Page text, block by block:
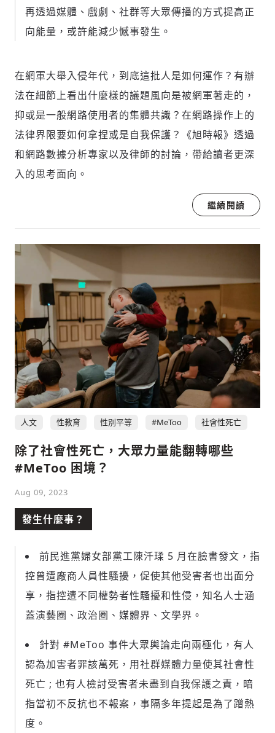
再透過媒體、戲劇、社群等大眾傳播的方式提高正
向能量，或許能減少憾事發生。
在網軍大舉入侵年代，到底這批人是如何運作？有辦
法在細節上看出什麼樣的議題風向是被網軍著走的，
抑或是一般網路使用者的集體共識？在網路操作上的
法律界限要如何拿捏或是自我保護？《旭時報》透過
和網路數據分析專家以及律師的討論，帶給讀者更深
入的思考面向。
繼續閱讀
人文 性教育 性別平等 #MeToo 社會性死亡
除了社會性死亡，大眾力量能翻轉哪些
#MeToo 困境？
Aug 09, 2023
發生什麼事？
前民進黨婦女部黨工陳汘瑈 5 月在臉書發文，指
控曾遭廠商人員性騷擾，促使其他受害者也出面分
享，指控遭不同權勢者性騷擾和性侵，知名人士涵
蓋演藝圈、政治圈、媒體界、文學界。
針對 #MeToo 事件大眾輿論走向兩極化，有人
認為加害者罪該萬死，用社群媒體力量使其社會性
死亡 ; 也有人檢討受害者未盡到自我保護之責 ，暗
指當初不反抗也不報案，事隔多年提起是為了蹭熱
度。